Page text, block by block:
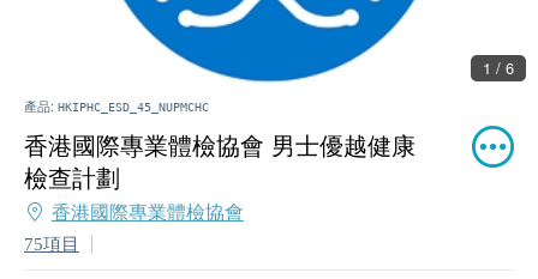
1 / 6
產品: HKIPHC_ESD_45_NUPMCHC
香港國際專業體檢協會 男士優越健康
檢查計劃
香港國際專業體檢協會
75項目